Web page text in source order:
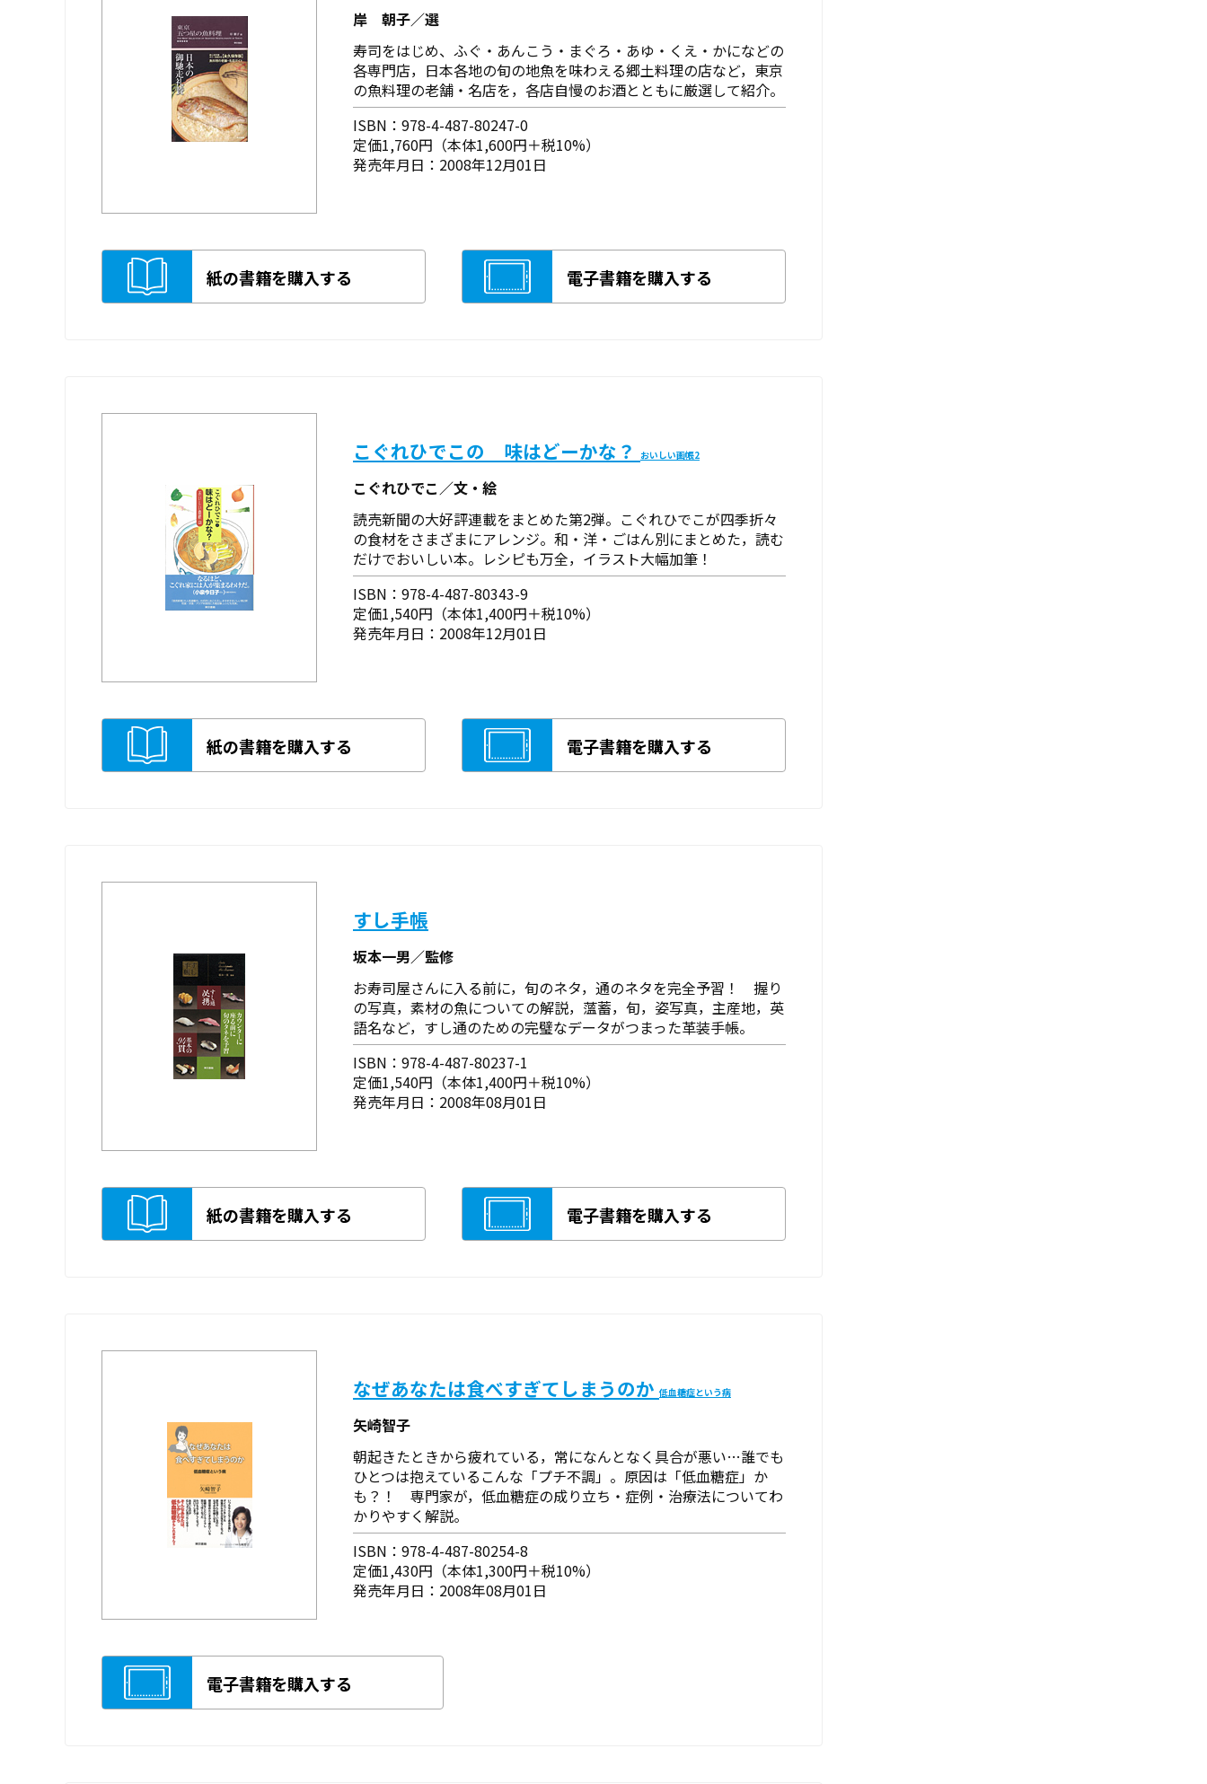
岸 朝子／選
寿司をはじめ、ふぐ・あんこう・まぐろ・あゆ・くえ・かになどの
各専門店，日本各地の旬の地魚を味わえる郷土料理の店など，東京
の魚料理の老舗・名店を，各店自慢のお酒とともに厳選して紹介。
ISBN：978-4-487-80247-0
定価1,760円（本体1,600円＋税10%）
発売年月日：2008年12月01日
紙の書籍を購入する 電子書籍を購入する
こぐれひでこの 味はどーかな？ おいしい画帳2
こぐれひでこ／文・絵
読売新聞の大好評連載をまとめた第2弾。こぐれひでこが四季折々
の食材をさまざまにアレンジ。和・洋・ごはん別にまとめた，読む
だけでおいしい本。レシピも万全，イラスト大幅加筆！
ISBN：978-4-487-80343-9
定価1,540円（本体1,400円＋税10%）
発売年月日：2008年12月01日
紙の書籍を購入する 電子書籍を購入する
すし手帳
坂本一男／監修
お寿司屋さんに入る前に，旬のネタ，通のネタを完全予習！ 握り
の写真，素材の魚についての解説，薀蓄，旬，姿写真，主産地，英
語名など，すし通のための完璧なデータがつまった革装手帳。
ISBN：978-4-487-80237-1
定価1,540円（本体1,400円＋税10%）
発売年月日：2008年08月01日
紙の書籍を購入する 電子書籍を購入する
なぜあなたは食べすぎてしまうのか低血糖症という病
矢崎智子
朝起きたときから疲れている，常になんとなく具合が悪い…誰でも
ひとつは抱えているこんな「プチ不調」。原因は「低血糖症」か
も？！ 専門家が，低血糖症の成り立ち・症例・治療法についてわ
かりやすく解説。
ISBN：978-4-487-80254-8
定価1,430円（本体1,300円＋税10%）
発売年月日：2008年08月01日
電子書籍を購入する